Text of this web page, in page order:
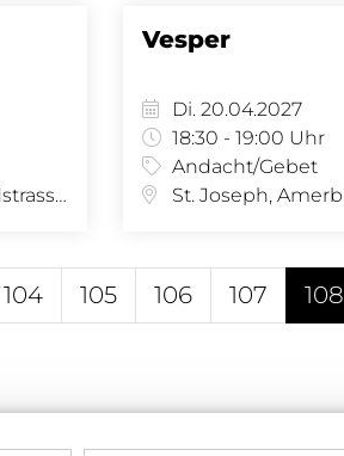
St. Michael, Kirche, Allmendstrasse 34, 4058 Basel
Vesper
Di. 20.04.2027
18:30 - 19:00 Uhr
Andacht/Gebet
104 105 106 107 108